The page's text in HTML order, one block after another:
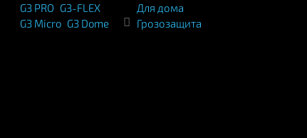
G3 PRO G3-FLEX
G3 Micro G3 Dome
Для дома
Грозозащита